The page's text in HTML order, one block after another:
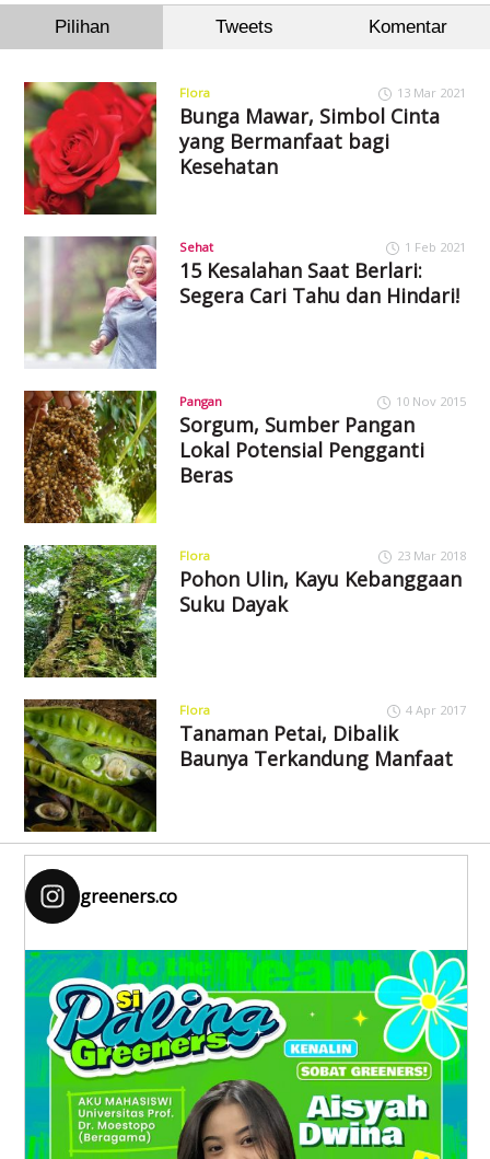
Pilihan Tweets Komentar
Flora 13 Mar 2021
Bunga Mawar, Simbol Cinta
yang Bermanfaat bagi
Kesehatan
Sehat 1 Feb 2021
15 Kesalahan Saat Berlari:
Segera Cari Tahu dan Hindari!
Pangan 10 Nov 2015
Sorgum, Sumber Pangan
Lokal Potensial Pengganti
Beras
Flora 23 Mar 2018
Pohon Ulin, Kayu Kebanggaan
Suku Dayak
Flora 4 Apr 2017
Tanaman Petai, Dibalik
Baunya Terkandung Manfaat
greeners.co